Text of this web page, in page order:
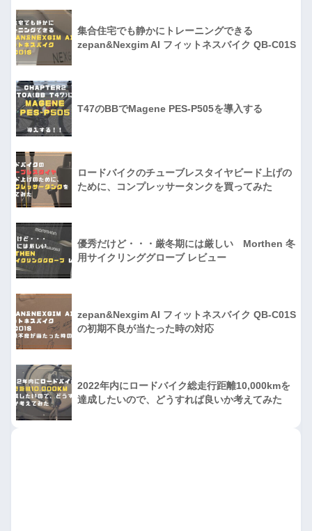
集合住宅でも静かにトレーニングできる
zepan&Nexgim AI フィットネスバイク QB-C01S
T47のBBでMagene PES-P505を導入する
ロードバイクのチューブレスタイヤビード上げの
ために、コンプレッサータンクを買ってみた
優秀だけど・・・厳冬期には厳しい Morthen 冬
用サイクリンググローブ レビュー
zepan&Nexgim AI フィットネスバイク QB-C01S
の初期不良が当たった時の対応
2022年内にロードバイク総走行距離10,000kmを
達成したいので、どうすれば良いか考えてみた